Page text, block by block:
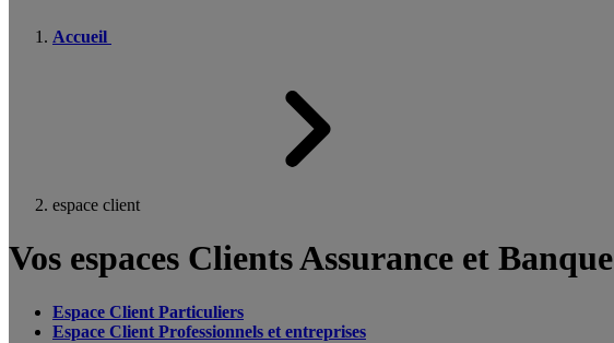
Accueil
espace client
Vos espaces Clients Assurance et Banque
Espace Client Particuliers
Espace Client Professionnels et entreprises